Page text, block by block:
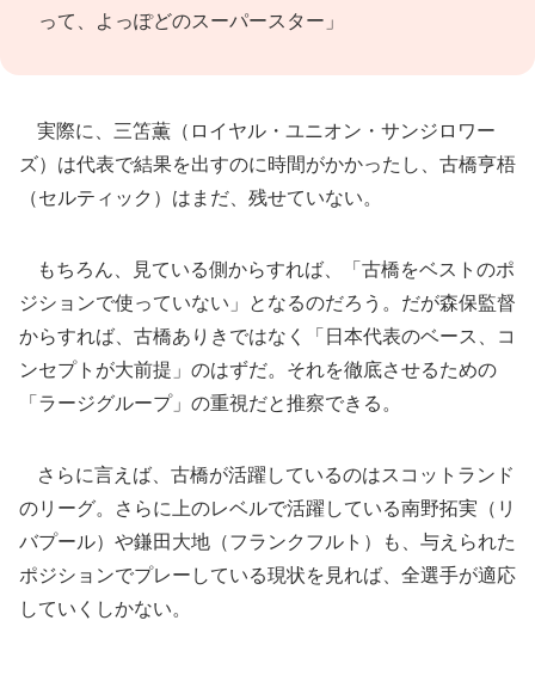
って、よっぽどのスーパースター」
実際に、三笘薫（ロイヤル・ユニオン・サンジロワー
ズ）は代表で結果を出すのに時間がかかったし、古橋亨梧
（セルティック）はまだ、残せていない。
もちろん、見ている側からすれば、「古橋をベストのポ
ジションで使っていない」となるのだろう。だが森保監督
からすれば、古橋ありきではなく「日本代表のベース、コ
ンセプトが大前提」のはずだ。それを徹底させるための
「ラージグループ」の重視だと推察できる。
さらに言えば、古橋が活躍しているのはスコットランド
のリーグ。さらに上のレベルで活躍している南野拓実（リ
バプール）や鎌田大地（フランクフルト）も、与えられた
ポジションでプレーしている現状を見れば、全選手が適応
していくしかない。